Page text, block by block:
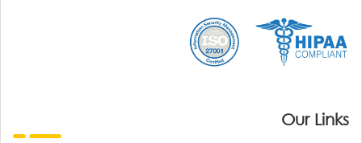
Our Links